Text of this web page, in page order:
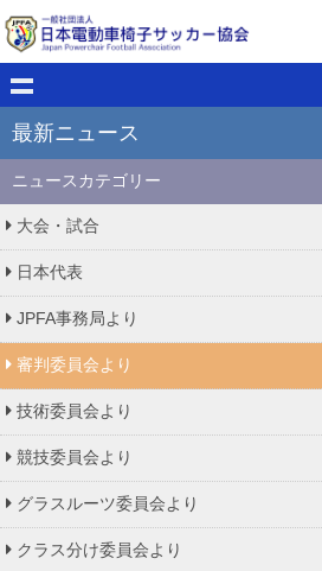
最新ニュース
ニュースカテゴリー
大会・試合
日本代表
JPFA事務局より
審判委員会より
技術委員会より
競技委員会より
グラスルーツ委員会より
クラス分け委員会より